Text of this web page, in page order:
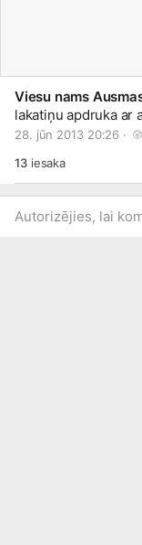
Viesu nams
lakatiņu apdruka ar
28. jūn 2013 20:26 ·
13iesaka
Autorizējies, lai